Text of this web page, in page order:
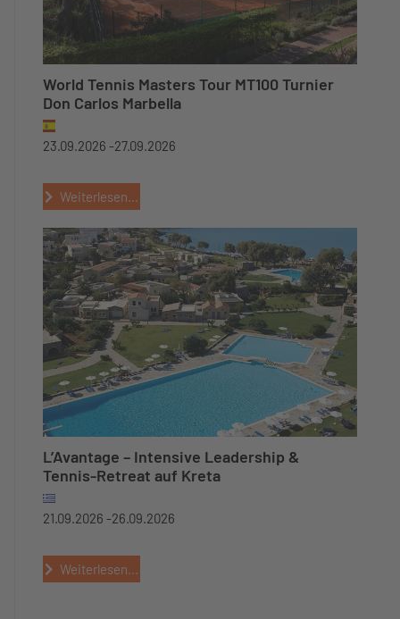
World Tennis Masters Tour MT100 Turnier
Don Carlos Marbella
23.09.2026 -27.09.2026
Weiterlesen...
L’Avantage – Intensive Leadership &
Tennis-Retreat auf Kreta
21.09.2026 -26.09.2026
Weiterlesen...